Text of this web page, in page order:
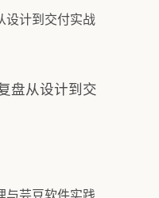
盘从设计到交